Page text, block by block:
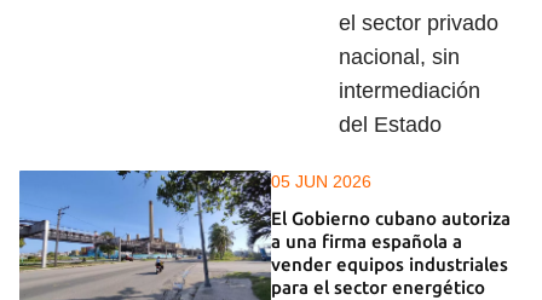
el sector privado
nacional, sin
intermediación
del Estado
05 JUN 2026
El Gobierno cubano autoriza
a una firma española a
vender equipos industriales
para el sector energético